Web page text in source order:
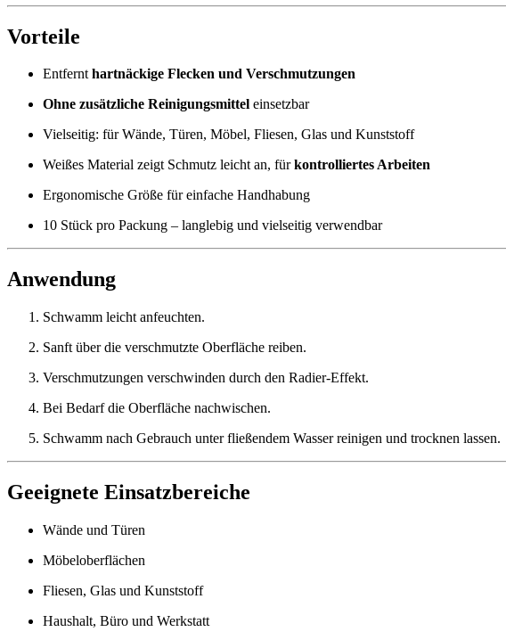
Vorteile
Entfernthartnäckige Flecken und Verschmutzungen
Ohne zusätzliche Reinigungsmittel einsetzbar
Vielseitig: für Wände, Türen, Möbel, Fliesen, Glas und Kunststoff
Weißes Material zeigt Schmutz leicht an, fürkontrolliertes Arbeiten
Ergonomische Größe für einfache Handhabung
10 Stück pro Packung – langlebig und vielseitig verwendbar
Anwendung
Schwamm leicht anfeuchten.
Sanft über die verschmutzte Oberfläche reiben.
Verschmutzungen verschwinden durch den Radier-Effekt.
Bei Bedarf die Oberfläche nachwischen.
Schwamm nach Gebrauch unter fließendem Wasser reinigen und trocknen lassen.
Geeignete Einsatzbereiche
Wände und Türen
Möbeloberflächen
Fliesen, Glas und Kunststoff
Haushalt, Büro und Werkstatt